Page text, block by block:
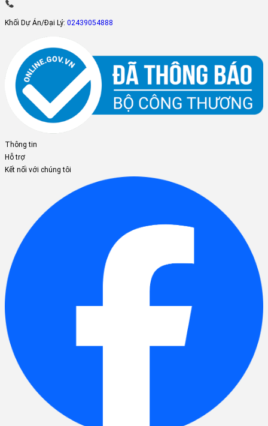
Khối Dự Án/Đại Lý: 02439054888
Thông tin
Hỗ trợ
Kết nối với chúng tôi